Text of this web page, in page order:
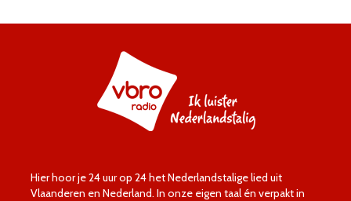
Hier hoor je 24 uur op 24 het Nederlandstalige lied uit
Vlaanderen en Nederland. In onze eigen taal én verpakt in